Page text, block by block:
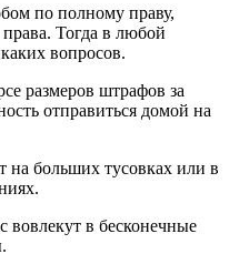
по полному праву,
права. Тогда в любой
вопросов.
размеров штрафов за
отправиться домой на
на больших тусовках или в
вовлекут в бесконечные